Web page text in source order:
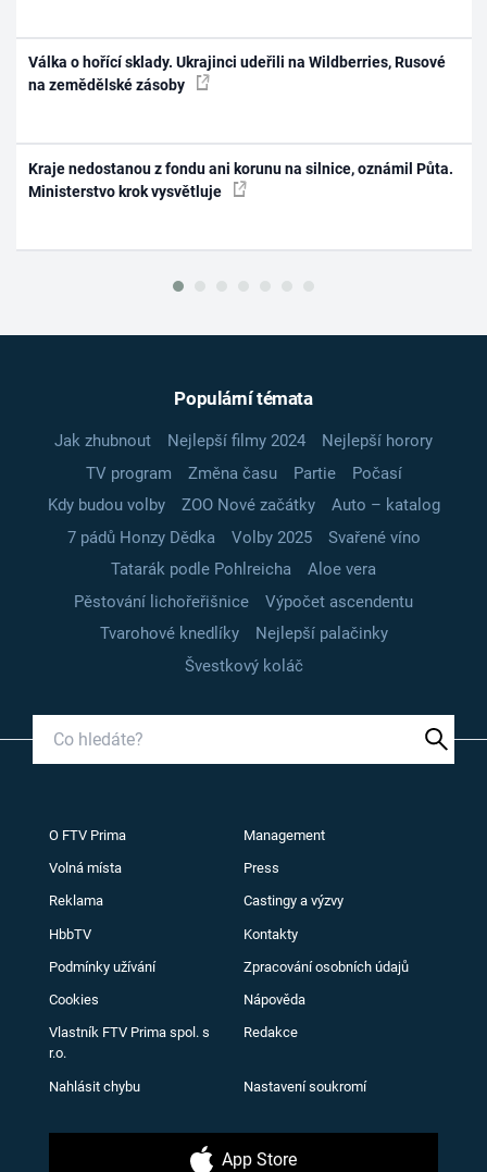
Válka o hořící sklady. Ukrajinci udeřili na Wildberries, Rusové
na zemědělské zásoby
Kraje nedostanou z fondu ani korunu na silnice, oznámil Půta.
Ministerstvo krok vysvětluje
Populární témata
Jak zhubnout Nejlepší filmy 2024
Nejlepší horory
TV program
Změna času Partie
Počasí
Kdy budou volby
ZOO Nové začátky
Auto – katalog
7 pádů Honzy Dědka
Volby 2025
Svařené víno
Tatarák podle Pohlreicha
Aloe vera
Pěstování lichořeřišnice
Výpočet ascendentu
Tvarohové knedlíky
Nejlepší palačinky
Švestkový koláč
O FTV Prima Management
Volná místa Press
Reklama Castingy a výzvy
HbbTV Kontakty
Podmínky užívání Zpracování osobních údajů
Cookies Nápověda
Vlastník FTV Prima spol. s
r.o.
Redakce
Nahlásit chybu Nastavení soukromí
App Store